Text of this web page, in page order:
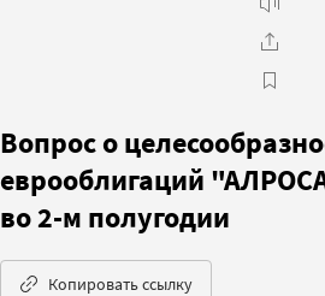
Вопрос о
еврооблигаций
во 2-м полугодии
Копировать ссылку